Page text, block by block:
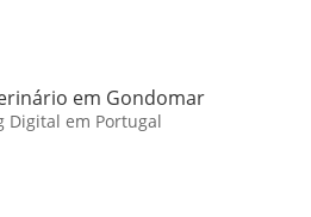
em Gondomar
Digital em Portugal